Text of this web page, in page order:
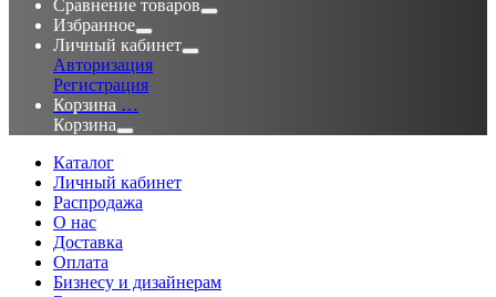
Сравнение товаров
Избранное
Личный кабинет
Авторизация
Регистрация
Корзина …
Корзина
Каталог
Личный кабинет
Распродажа
О нас
Доставка
Оплата
Бизнесу и дизайнерам